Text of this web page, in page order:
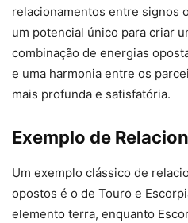
relacionamentos entre signos
um potencial único para criar
combinação de energias
e uma harmonia entre os
mais profunda e satisfatória.
Exemplo de
Um exemplo clássico de
opostos é o de Touro e
elemento terra, enquanto